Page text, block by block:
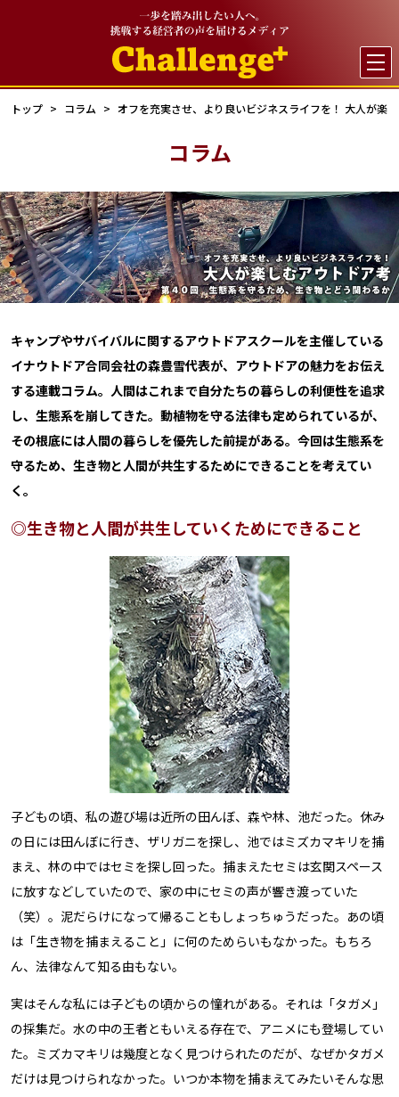

トップ コラム オフを充実させ、より良いビジネスライフを！ 大人が楽
コラム
キャンプやサバイバルに関するアウトドアスクールを主催している
イナウトドア合同会社の森豊雪代表が、アウトドアの魅力をお伝え
する連載コラム。人間はこれまで自分たちの暮らしの利便性を追求
し、生態系を崩してきた。動植物を守る法律も定められているが、
その根底には人間の暮らしを優先した前提がある。今回は生態系を
守るため、生き物と人間が共生するためにできることを考えてい
く。
◎生き物と人間が共生していくためにできること
子どもの頃、私の遊び場は近所の田んぼ、森や林、池だった。休み
の日には田んぼに行き、ザリガニを探し、池ではミズカマキリを捕
まえ、林の中ではセミを探し回った。捕まえたセミは玄関スペース
に放すなどしていたので、家の中にセミの声が響き渡っていた
（笑）。泥だらけになって帰ることもしょっちゅうだった。あの頃
は「生き物を捕まえること」に何のためらいもなかった。もちろ
ん、法律なんて知る由もない。
実はそんな私には子どもの頃からの憧れがある。それは「タガメ」
の採集だ。水の中の王者ともいえる存在で、アニメにも登場してい
た。ミズカマキリは幾度となく見つけられたのだが、なぜかタガメ
だけは見つけられなかった。いつか本物を捕まえてみたい――そんな思